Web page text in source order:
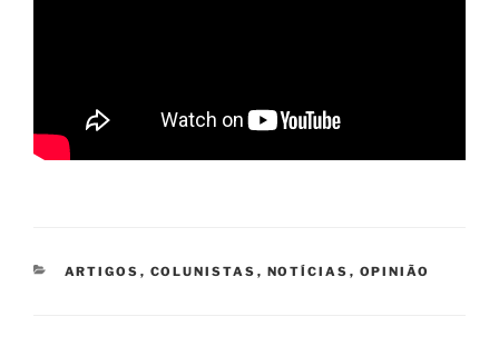
CATEGORIAS
ARTIGOS , COLUNISTAS , NOTÍCIAS , OPINIÃO